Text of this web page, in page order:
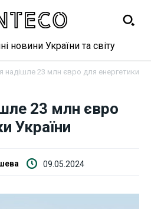
новини України та світу
надішле 23 млн євро для енергетики
23 млн євро
України
09.05.2024